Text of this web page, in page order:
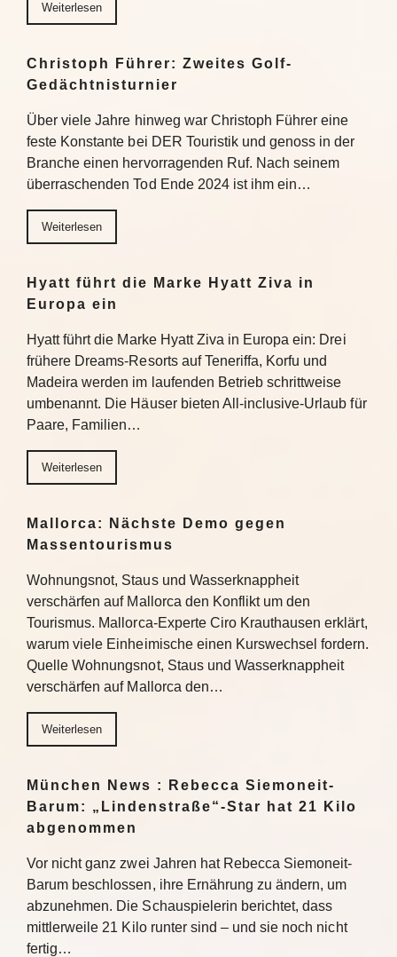
Weiterlesen
Christoph Führer: Zweites Golf-
Gedächtnisturnier
Über viele Jahre hinweg war Christoph Führer eine
feste Konstante bei DER Touristik und genoss in der
Branche einen hervorragenden Ruf. Nach seinem
überraschenden Tod Ende 2024 ist ihm ein…
Weiterlesen
Hyatt führt die Marke Hyatt Ziva in
Europa ein
Hyatt führt die Marke Hyatt Ziva in Europa ein: Drei
frühere Dreams-Resorts auf Teneriffa, Korfu und
Madeira werden im laufenden Betrieb schrittweise
umbenannt. Die Häuser bieten All-inclusive-Urlaub für
Paare, Familien…
Weiterlesen
Mallorca: Nächste Demo gegen
Massentourismus
Wohnungsnot, Staus und Wasserknappheit
verschärfen auf Mallorca den Konflikt um den
Tourismus. Mallorca-Experte Ciro Krauthausen erklärt,
warum viele Einheimische einen Kurswechsel fordern.
Quelle Wohnungsnot, Staus und Wasserknappheit
verschärfen auf Mallorca den…
Weiterlesen
München News : Rebecca Siemoneit-
Barum: „Lindenstraße“-Star hat 21 Kilo
abgenommen
Vor nicht ganz zwei Jahren hat Rebecca Siemoneit-
Barum beschlossen, ihre Ernährung zu ändern, um
abzunehmen. Die Schauspielerin berichtet, dass
mittlerweile 21 Kilo runter sind – und sie noch nicht
fertig…